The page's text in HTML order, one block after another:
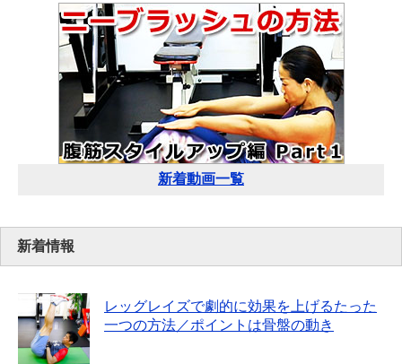
新着動画一覧
新着情報
レッグレイズで劇的に効果を上げるたった
一つの方法／ポイントは骨盤の動き